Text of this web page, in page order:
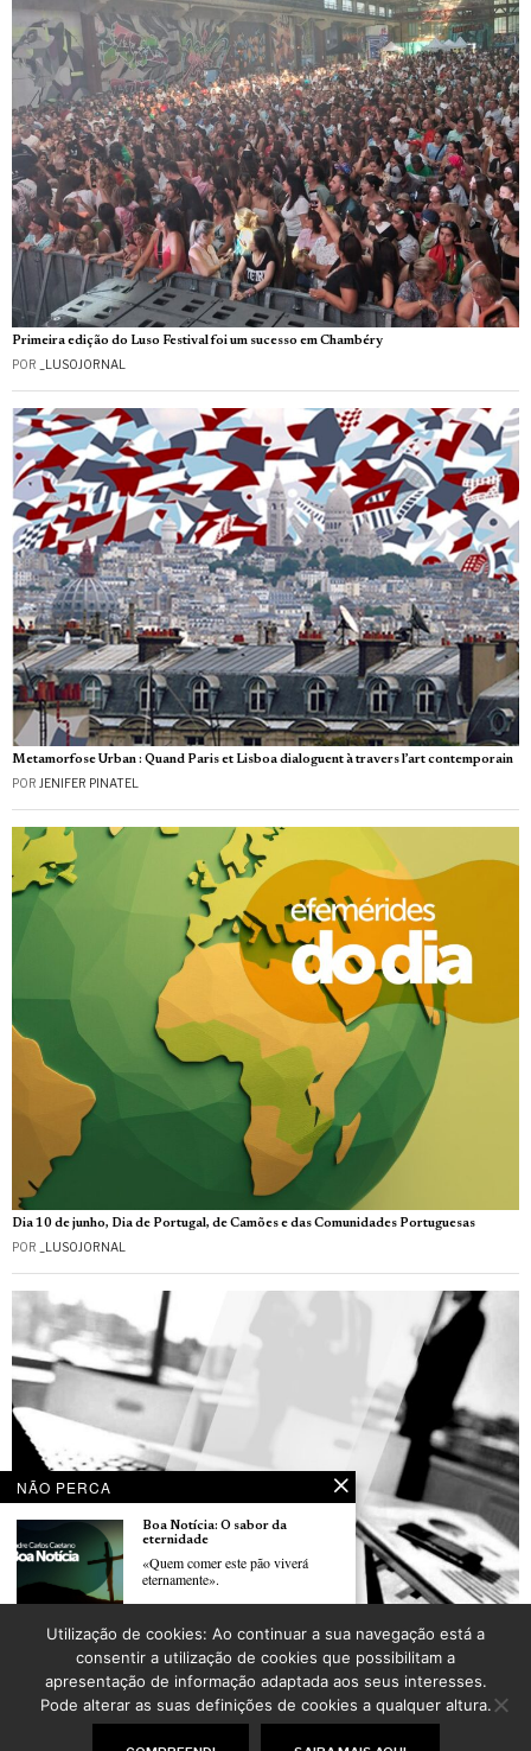
Primeira edição do Luso Festival foi um sucesso em Chambéry
POR _LUSOJORNAL
Metamorfose Urban : Quand Paris et Lisboa dialoguent à travers l’art contemporain
POR JENIFER PINATEL
Dia 10 de junho, Dia de Portugal, de Camões e das Comunidades Portuguesas
POR _LUSOJORNAL
La CCIFP organise une nouvelle session de son petit-déjeuner «90 minutes experts»
_LUSOJORNAL
©2026LusoJornal | Todos os direitos reservados
NÃO PERCA
Boa Notícia: O sabor da
eternidade
«Quem comer este pão viverá
eternamente».
Boa Notícia: Um abraço divino
«Deus não enviou o seu Filho
Utilização de cookies: Ao continuar a sua navegação está a
consentir a utilização de cookies que possibilitam a
apresentação de informação adaptada aos seus interesses.
Pode alterar as suas definições de cookies a qualquer altura.